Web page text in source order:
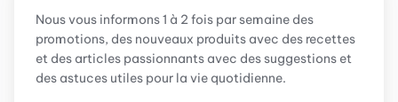
Nous vous informons 1 à 2 fois par semaine des
promotions, des nouveaux produits avec des recettes
et des articles passionnants avec des suggestions et
des astuces utiles pour la vie quotidienne.